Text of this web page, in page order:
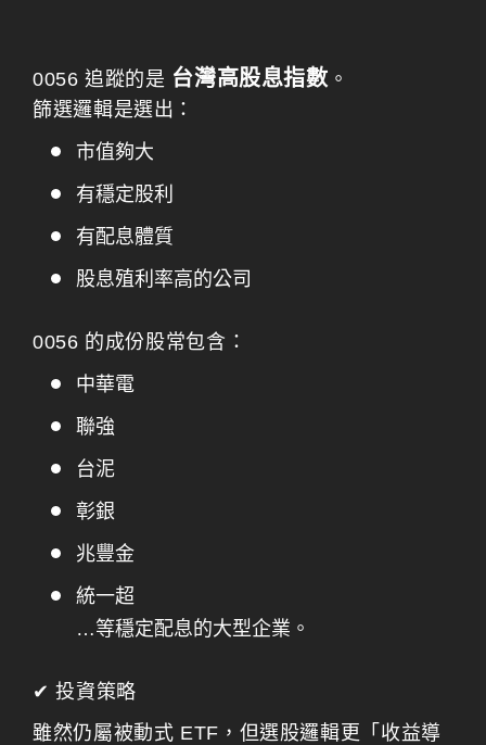
0056 追蹤的是 台灣高股息指數。
篩選邏輯是選出：
市值夠大
有穩定股利
有配息體質
股息殖利率高的公司
0056 的成份股常包含：
中華電
聯強
台泥
彰銀
兆豐金
統一超
…等穩定配息的大型企業。
✔ 投資策略
雖然仍屬被動式 ETF，但選股邏輯更「收益導